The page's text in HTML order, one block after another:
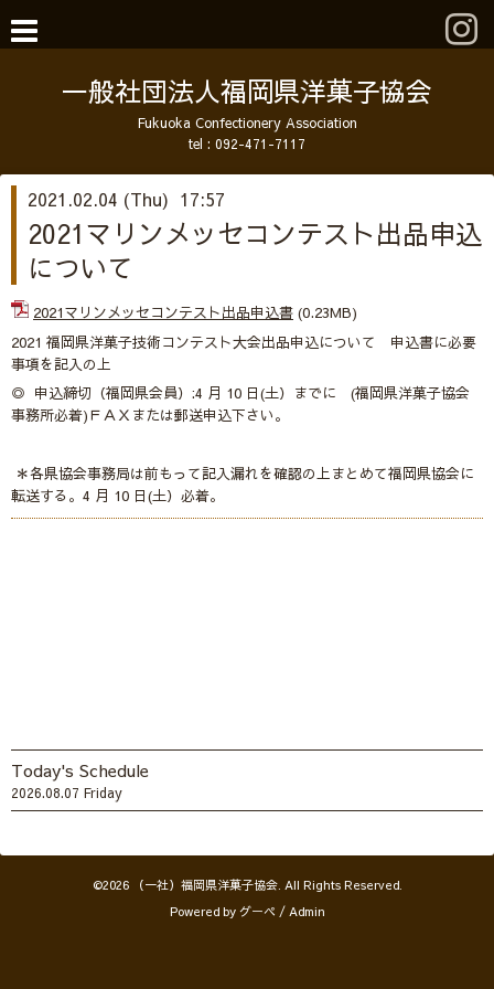
一般社団法人福岡県洋菓子協会
Fukuoka Confectionery Association
tel : 092-471-7117
2021.02.04 (Thu) 17:57
2021マリンメッセコンテスト出品申込
について
2021マリンメッセコンテスト出品申込書 (0.23MB)
2021 福岡県洋菓子技術コンテスト大会出品申込について 申込書に必要
事項を記入の上
◎ 申込締切（福岡県会員）:4 月 10 日(土）までに (福岡県洋菓子協会
事務所必着)ＦＡＸまたは郵送申込下さい。
＊各県協会事務局は前もって記入漏れを確認の上まとめて福岡県協会に
転送する。4 月 10 日(土）必着。
Today's Schedule
2026.08.07 Friday
©2026 （一社）福岡県洋菓子協会. All Rights Reserved.
Powered by グーペ / Admin